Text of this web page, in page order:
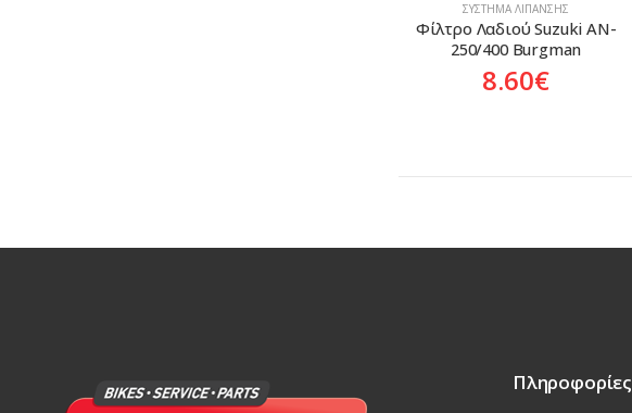
ΣΎΣΤΗΜΑ ΛΊΠΑΝΣΗΣ
Φίλτρο Λαδιού Suzuki AN-
250/400 Burgman
8.60€
Πληροφορίες